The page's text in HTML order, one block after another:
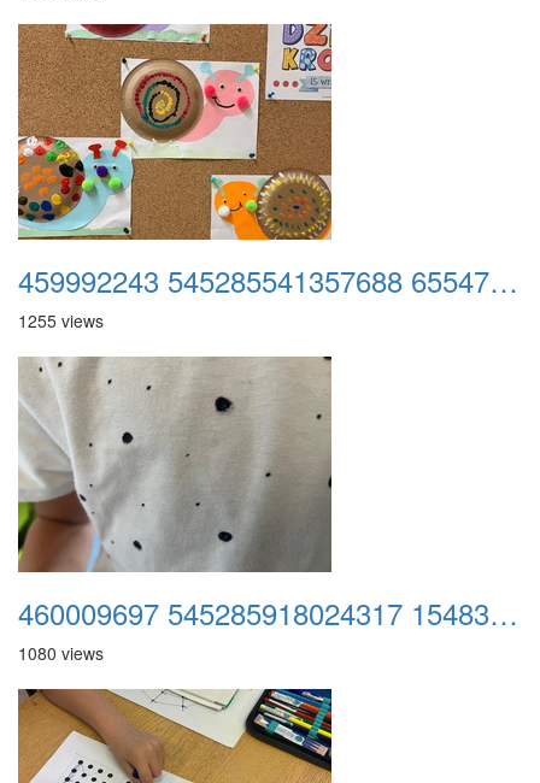
459992243 545285541357688 6554794018213142147 n
1255 views
460009697 545285918024317 1548335285689133055 n
1080 views